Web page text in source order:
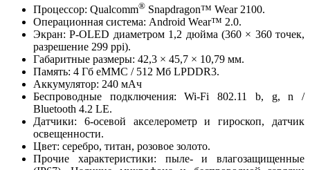
Процессор: Qualcomm® Snapdragon™ Wear 2100.
Операционная система: Android Wear™ 2.0.
Экран: P-OLED диаметром 1,2 дюйма (360 × 360 точек,
разрешение 299 ppi).
Габаритные размеры: 42,3 × 45,7 × 10,79 мм.
Память: 4 Гб eMMC / 512 Мб LPDDR3.
Аккумулятор: 240 мАч
Беспроводные подключения: Wi-Fi 802.11 b, g, n /
Bluetooth 4.2 LE.
Датчики: 6-осевой акселерометр и гироскоп, датчик
освещенности.
Цвет: серебро, титан, розовое золото.
Прочие характеристики: пыле- и влагозащищенные